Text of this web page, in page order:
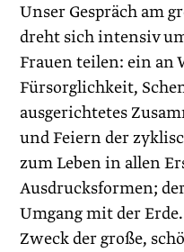
Unser Gespräch am
dreht sich intensiv
Frauen teilen: ein an
Fürsorglichkeit,
ausgerichtetes
und Feiern der
zum Leben in allen
Ausdrucksformen;
Umgang mit der
Zweck der große,